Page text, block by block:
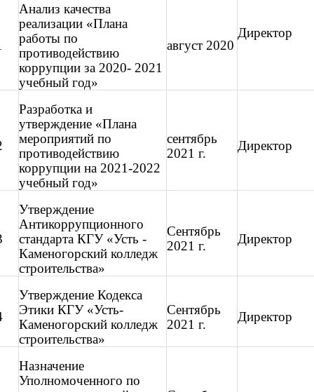
Анализ качества
реализации «Плана
работы по
противодействию
коррупции за 2020- 2021
учебный год»
август 2020
Директор
Разработка и
утверждение «Плана
мероприятий по
противодействию
коррупции на 2021-2022
учебный год»
сентябрь
2021 г.
Директор
Утверждение
Антикоррупционного
стандарта КГУ «Усть -
Каменогорский колледж
строительства»
Сентябрь
2021 г.
Директор
Утверждение Кодекса
Этики КГУ «Усть-
Каменогорский колледж
строительства»
Сентябрь
2021 г.
Директор
Назначение
Уполномоченного по